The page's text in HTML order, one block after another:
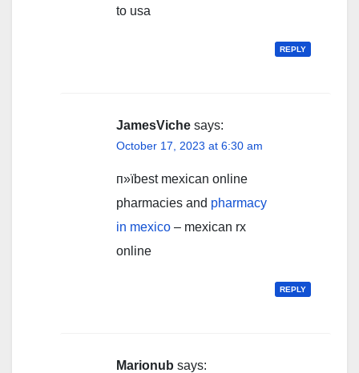
to usa
REPLY
JamesViche says:
October 17, 2023 at 6:30 am
п»їbest mexican online
pharmacies and pharmacy
in mexico – mexican rx
online
REPLY
Marionub says: